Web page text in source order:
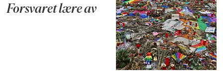
Forsvaret lære av